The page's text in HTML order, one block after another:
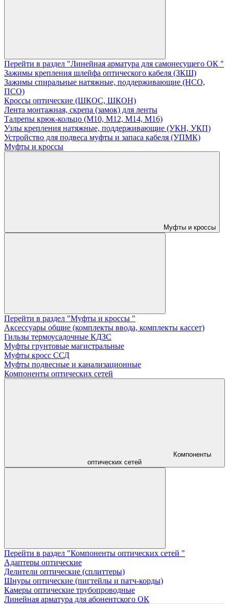
Перейти в раздел "Линейная арматура для самонесущего ОК "
Зажимы крепления шлейфа оптического кабеля (ЗКШ)
Зажимы спиральные натяжные, поддерживающие (НСО,
ПСО)
Кроссы оптические (ШКОС, ШКОН)
Лента монтажная, скрепа (замок) для ленты
Талрепы крюк-кольцо (М10, М12, М14, М16)
Узлы крепления натяжные, поддерживающие (УКН, УКП)
Устройство для подвеса муфты и запаса кабеля (УПМК)
Муфты и кроссы
Муфты и кроссы
Перейти в раздел "Муфты и кроссы "
Аксессуары общие (комплекты ввода, комплекты кассет)
Гильзы термоусадочные КДЗС
Муфты грунтовые магистральные
Муфты кросс ССД
Муфты подвесные и канализационные
Компоненты оптических сетей
Компоненты
оптических сетей
Перейти в раздел "Компоненты оптических сетей "
Адаптеры оптические
Делители оптические (сплиттеры)
Шнуры оптические (пигтейлы и патч-корды)
Камеры оптические трубопроводные
Линейная арматура для абонентского ОК